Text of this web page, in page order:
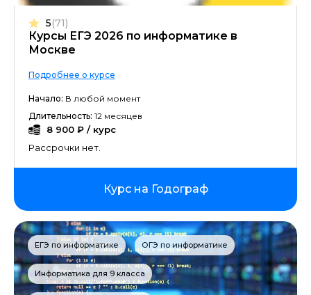
Курсы ЕГЭ 2026 по информатике в
Москве
5(71)
Подробнее о курсе
Начало: В любой момент
Длительность: 12 месяцев
8 900 ₽ / курс
Рассрочки нет.
Курс на Годограф
ЕГЭ по информатике ОГЭ по информатике
Информатика для 9 класса